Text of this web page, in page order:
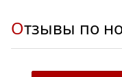
Отзывы по